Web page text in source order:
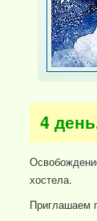
4
хостела.
Приглашаем